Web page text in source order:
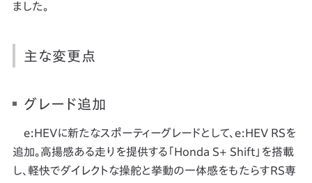
ました。
主な変更点
グレード追加
e:HEVに新たなスポーティーグレードとして、e:HEV RSを
追加。高揚感ある走りを提供する「Honda S+ Shift」を搭載
し、軽快でダイレクトな操舵と挙動の一体感をもたらすRS専